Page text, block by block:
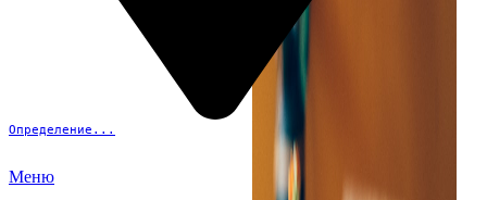
Определение...
Меню